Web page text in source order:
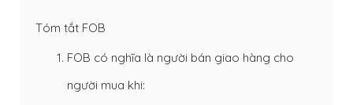
Tóm tắt FOB
FOB có nghĩa là người bán giao hàng cho
người mua khi: